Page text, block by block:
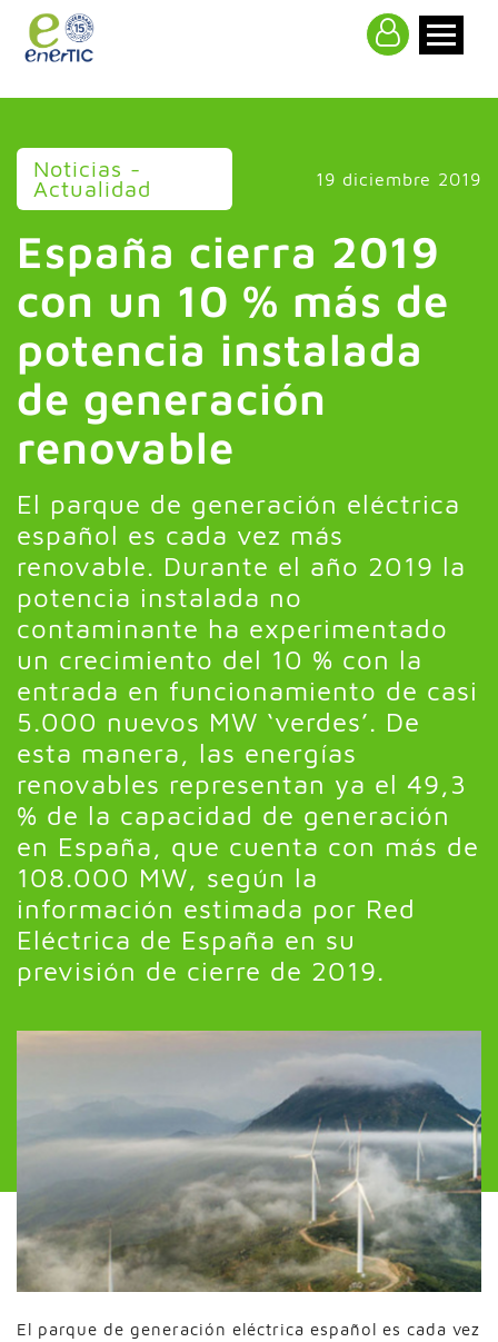
Noticias -
Actualidad 19 diciembre 2019
España cierra 2019
con un 10 % más de
potencia instalada
de generación
renovable
El parque de generación eléctrica
español es cada vez más
renovable. Durante el año 2019 la
potencia instalada no
contaminante ha experimentado
un crecimiento del 10 % con la
entrada en funcionamiento de casi
5.000 nuevos MW ‘verdes’. De
esta manera, las energías
renovables representan ya el 49,3
% de la capacidad de generación
en España, que cuenta con más de
108.000 MW, según la
información estimada por Red
Eléctrica de España en su
previsión de cierre de 2019.
El parque de generación eléctrica español es cada vez